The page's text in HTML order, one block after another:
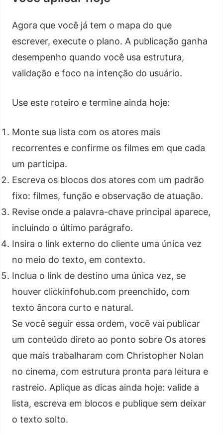
Agora que você já tem o mapa do que
escrever, execute o plano. A publicação ganha
desempenho quando você usa estrutura,
validação e foco na intenção do usuário.
Use este roteiro e termine ainda hoje:
Monte sua lista com os atores mais
recorrentes e confirme os filmes em que cada
um participa.
Escreva os blocos dos atores com um padrão
fixo: filmes, função e observação de atuação.
Revise onde a palavra-chave principal aparece,
incluindo o último parágrafo.
Insira o link externo do cliente uma única vez
no meio do texto, em contexto.
Inclua o link de destino uma única vez, se
houver clickinfohub.com preenchido, com
texto âncora curto e natural.
Se você seguir essa ordem, você vai publicar
um conteúdo direto ao ponto sobre Os atores
que mais trabalharam com Christopher Nolan
no cinema, com estrutura pronta para leitura e
rastreio. Aplique as dicas ainda hoje: valide a
lista, escreva em blocos e publique sem deixar
o texto solto.